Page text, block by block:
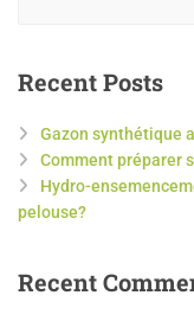
Recent Posts
Gazon synthétique
Comment préparer
Hydro-
pelouse?
Recent